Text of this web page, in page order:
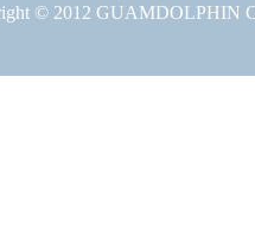
© 2012 GUAMDOLPHIN